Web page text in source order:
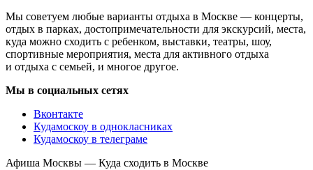
Мы советуем любые варианты отдыха в Москве — концерты,
отдых в парках, достопримечательности для экскурсий, места,
куда можно сходить с ребенком, выставки, театры, шоу,
спортивные мероприятия, места для активного отдыха
и отдыха с семьей, и многое другое.
Мы в социальных сетях
Вконтакте
Кудамоскоу в однокласниках
Кудамоскоу в телеграме
Афиша Москвы — Куда сходить в Москве